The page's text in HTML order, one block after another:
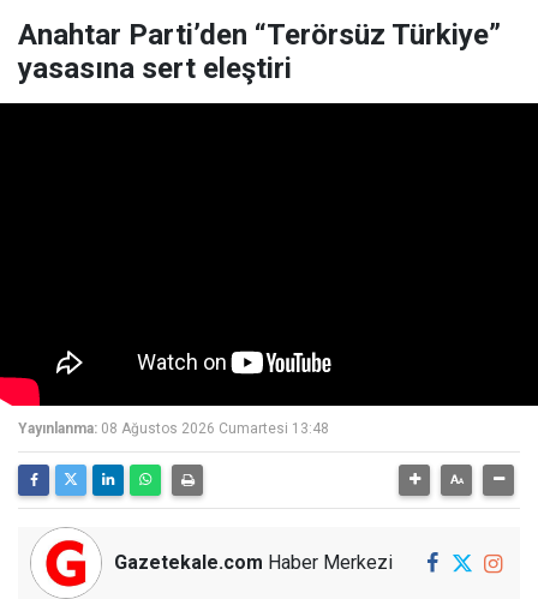
Anahtar Parti’den “Terörsüz Türkiye”
yasasına sert eleştiri
Yayınlanma: 08 Ağustos 2026 Cumartesi 13:48
Gazetekale.com Haber Merkezi